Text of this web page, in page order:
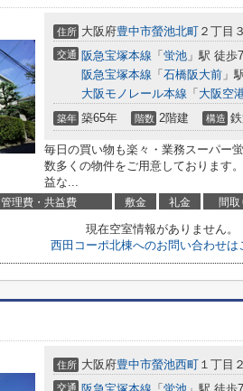
住所 大阪府豊中市螢池北町 ２丁目
交通 阪急宝塚本線 「 蛍池 」駅 徒歩
阪急宝塚本線 「 石橋阪大前 」
大阪モノレール本線 「 大阪空
築年 築65年 階数 2階建 構造
毎日の買い物も楽々・業務スーパー
数多くの物件をご用意しております
益な...
管理費・共益費 敷金 礼金 間取
現在空室情報がありません。
西田コーポ北棟へのお問い合わせは
住所 大阪府豊中市螢池西町 １丁目
交通